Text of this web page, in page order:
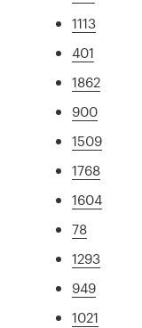
1113
401
1862
900
1509
1768
1604
78
1293
949
1021